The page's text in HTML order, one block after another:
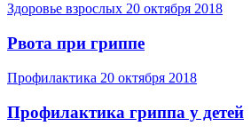
Здоровье взрослых 20 октября 2018
Рвота при гриппе
Профилактика 20 октября 2018
Профилактика гриппа у детей